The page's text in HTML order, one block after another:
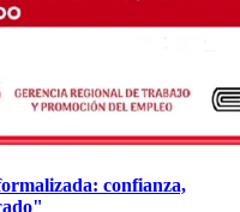
confianza,